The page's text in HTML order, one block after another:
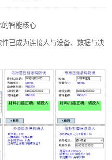
的智能核心
已成为连接人与设备、数据与决
软件